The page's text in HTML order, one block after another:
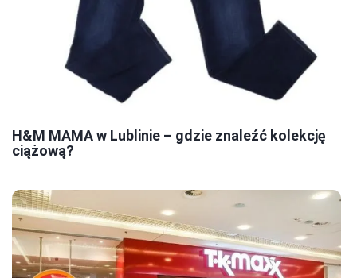
H&M MAMA w Lublinie – gdzie znaleźć kolekcję
ciążową?